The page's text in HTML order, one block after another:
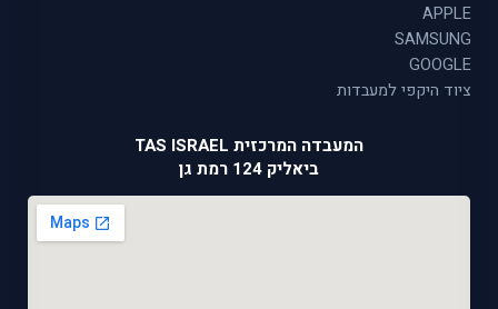
APPLE
SAMSUNG
GOOGLE
ציוד היקפי למעבדות
המעבדה המרכזית TAS ISRAEL
ביאליק 124 רמת גן